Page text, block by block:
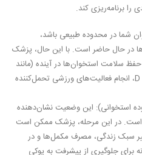
را برنامه‌ریزی کند.
شما در محدوده طبیعی باشد،
در حال حاضر است. با این حال، پزشک
سلامت استخوان‌ها در آینده (مانند
مصرف کافی کلسیم و ویتامین D، انجام فعالیت‌های ورزشی تحمل‌کننده
استخوانی): این وضعیت نشان‌دهنده
در این مرحله، پزشک ممکن است
سبک زندگی، مصرف مکمل‌ها و در
برای جلوگیری از پیشرفت به پوکی